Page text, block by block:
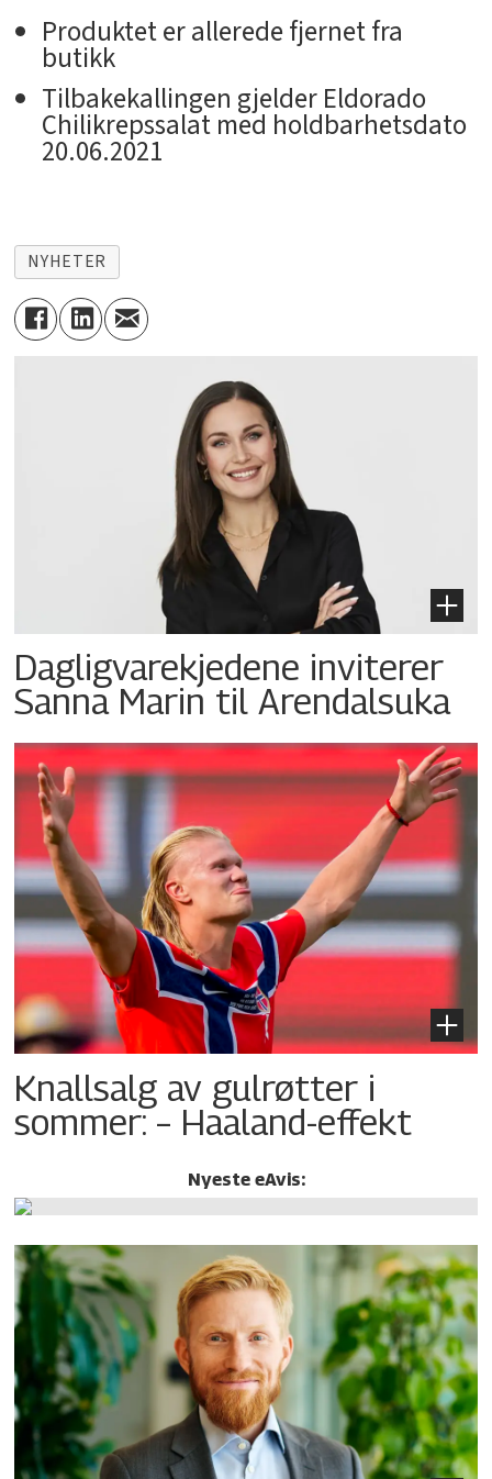
Produktet er allerede fjernet fra
butikk
Tilbakekallingen gjelder Eldorado
Chilikrepssalat med holdbarhetsdato
20.06.2021
NYHETER
Dagligvarekjedene inviterer
Sanna Marin til Arendalsuka
Knallsalg av gulrøtter i
sommer: – Haaland-effekt
Nyeste eAvis: